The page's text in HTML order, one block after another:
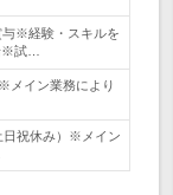
与※経験・スキルを
※試…
メイン業務により
祝休み）※メイン